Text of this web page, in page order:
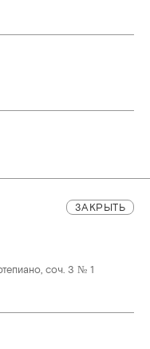
ЗАКРЫТЬ
соч. 3 № 1